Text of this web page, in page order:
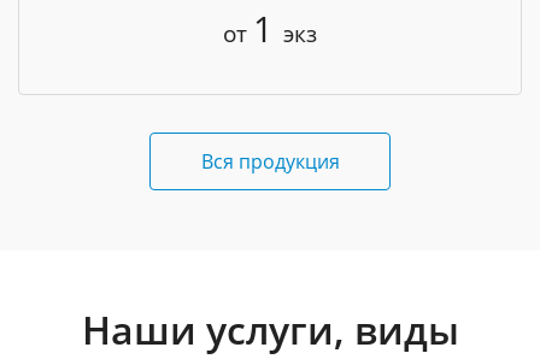
от 1 экз
Вся продукция
Наши услуги, виды